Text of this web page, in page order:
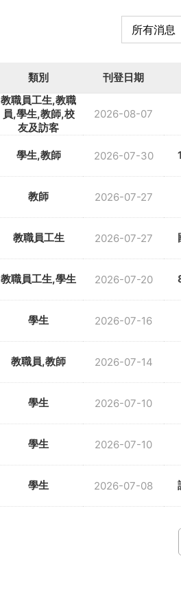
類別 刊登日期
教職員工生,教職
員,學生,教師,校
友及訪客
2026-08-07
學生,教師 2026-07-30
教師 2026-07-27
教職員工生 2026-07-27
教職員工生,學生 2026-07-20
學生 2026-07-16
教職員,教師 2026-07-14
學生 2026-07-10
學生 2026-07-10
學生 2026-07-08